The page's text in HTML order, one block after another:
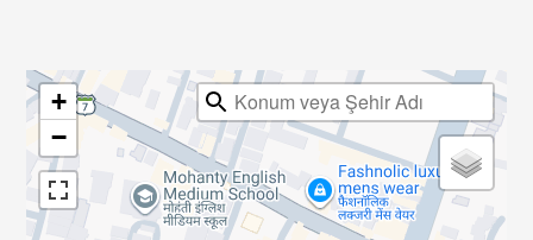
+
−